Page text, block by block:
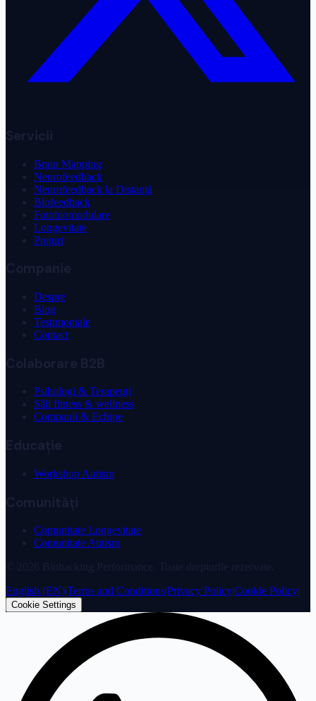
Servicii
Brain Mapping
Neurofeedback
Neurofeedback la Distanță
Biofeedback
Fotobiomodulare
Longevitate
Prețuri
Companie
Despre
Blog
Testimoniale
Contact
Colaborare B2B
Psihologi & Terapeuți
Săli fitness & wellness
Companii & Echipe
Educație
Workshop Autism
Comunități
Comunitate Longevitate
Comunitate Autism
English (EN)Terms and ConditionsPrivacy PolicyCookie Policy
Cookie Settings